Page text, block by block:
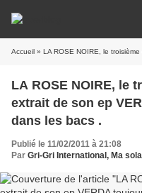
Accueil » LA ROSE NOIRE, le troisième clip de
LA ROSE NOIRE, le
extrait de son ep
dans les bacs .
Publié le 11/02/2011 à 21:08
Par Gri-Gri International, Ma